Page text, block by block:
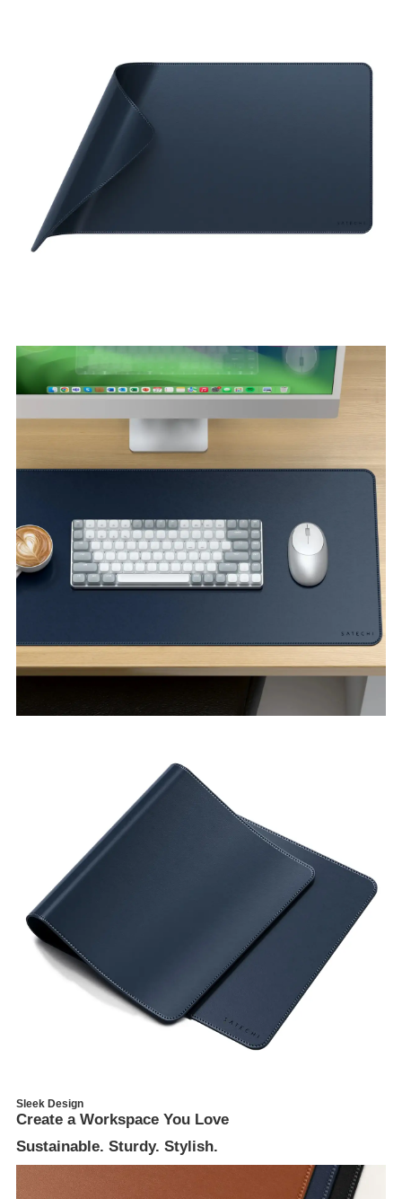
Sleek Design
Create a Workspace You Love
Sustainable. Sturdy. Stylish.